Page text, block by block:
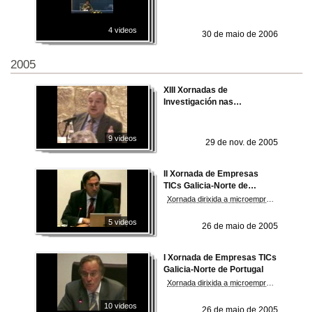
4 videos 30 de maio de 2006
2005
9 videos
XIII Xornadas de
Investigación nas
29 de nov. de 2005
5 videos
II Xornada de Empresas
TICs Galicia-Norte de
Portugal
26 de maio de 2005
10 videos
I Xornada de Empresas TICs
Galicia-Norte de Portugal
26 de maio de 2005